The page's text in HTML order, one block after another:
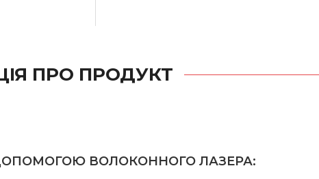
ПРО ПРОДУКТ
ДОПОМОГОЮ ВОЛОКОННОГО ЛАЗЕРА: